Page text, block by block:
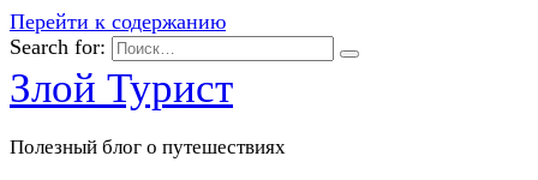
Перейти к содержанию
Search for:
Злой Турист
Полезный блог о путешествиях